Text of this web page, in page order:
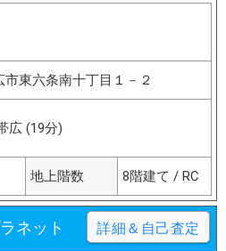
市東六条南十丁目１－２
広 (19分)
地上階数 8階建て / RC
ネット 詳細＆自己査定